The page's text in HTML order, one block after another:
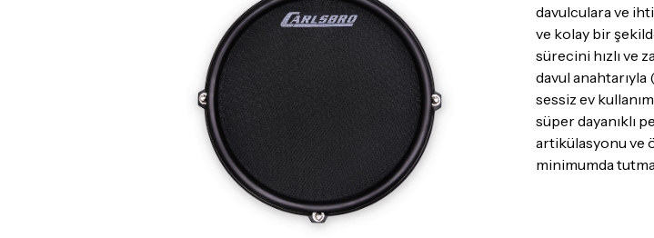
davulculara ve
ve kolay bir
sürecini hızlı ve
davul anahtarıyla
sessiz ev
süper dayanıklı
artikülasyonu ve
minimumda